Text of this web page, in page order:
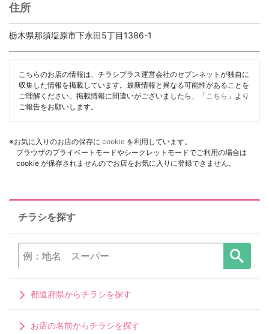
住所
栃木県那須塩原市下永田5丁目1386-1
こちらのお店の情報は、チラシプラス運営会社のセブンネットが独自に
収集した情報を掲載しています。最新情報と異なる可能性があることを
ご理解ください。掲載情報に間違いがございましたら、「 こちら 」より
ご報告をお願いします。
※お気に入りのお店の保存に cookie を利用しています。
ブラウザのプライベートモードやシークレットモードでご利用の場合は
cookie が保存されませんのでお店をお気に入りに登録できません。
チラシを探す
都道府県からチラシを探す
お店の名前からチラシを探す